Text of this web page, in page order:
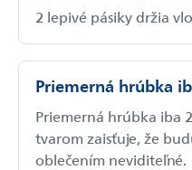
2 lepivé pásiky držia
Priemerná hrúbka
Priemerná hrúbka iba
tvarom zaisťuje, že
oblečením neviditeľné.